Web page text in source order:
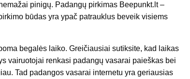
pinigų. Padangų pirkimas Beepunkt.lt –
būdas yra ypač patrauklus beveik visiems
begalės laiko. Greičiausiai sutiksite, kad laikas
vairuotojai renkasi padangų vasarai paieškas bei
Tad padangos vasarai internetu yra geriausias